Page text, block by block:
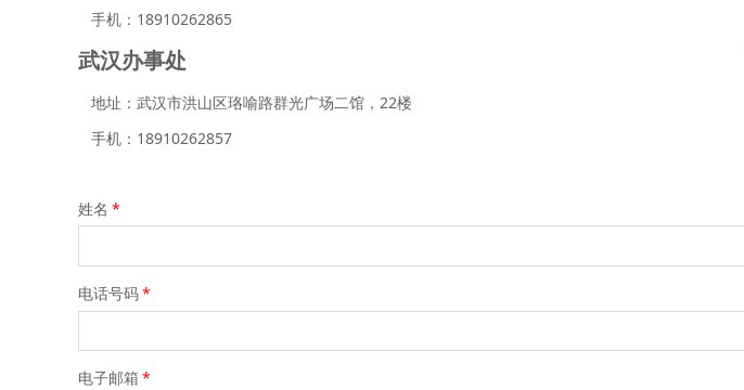
手机：18910262865
武汉办事处
地址：武汉市洪山区珞喻路群光广场二馆，22楼
手机：18910262857
姓名 *
电话号码*
电子邮箱 *